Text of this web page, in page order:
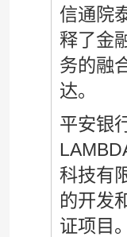
信通院
释了金
务的融
达。
平安银
科技有
的开发
证项目